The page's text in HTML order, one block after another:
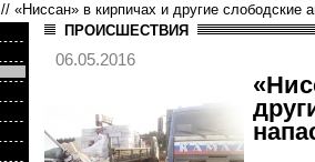
// «Ниссан» в кирпичах и другие слободские
ПРОИСШЕСТВИЯ
06.05.2016